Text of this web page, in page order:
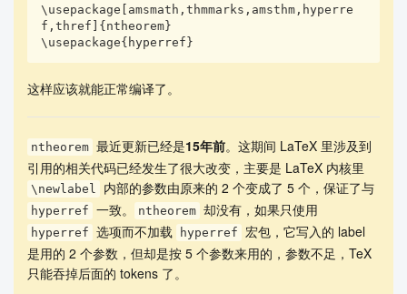
\end{filecontents*}
\begin{filecontents*}[overwrite]{test.tex}
\chapter{intro}
el{thm1}
\end{theorem}
\begin{proof}
This is a proof of\thref{thm1}.
\end{proof}
\end{filecontents*}
\usepackage{amsmath}
\let\proofname\relax
\usepackage[amsmath,thmmarks,amsthm,hyperref,thre
f]{ntheorem}
\usepackage[amsmath,thmmarks,amsthm,hyperre
f,thref]{ntheorem}
\usepackage{hyperref}
这样应该就能正常编译了。
ntheorem 最近更新已经是15年前。这期间 LaTeX 里涉及到
引用的相关代码已经发生了很大改变，主要是 LaTeX 内核里
\newlabel 内部的参数由原来的 2 个变成了 5 个，保证了与
hyperref 一致。 ntheorem 却没有，如果只使用
hyperref 选项而不加载 hyperref
宏包，它写入的 label
是用的 2 个参数，但却是按 5 个参数来用的，参数不足，TeX
只能吞掉后面的 tokens 了。